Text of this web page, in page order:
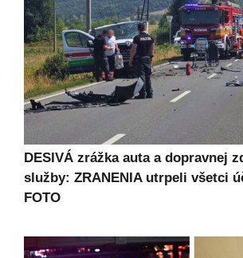
DESIVÁ zrážka auta a dopravnej
služby: ZRANENIA utrpeli všetci
FOTO